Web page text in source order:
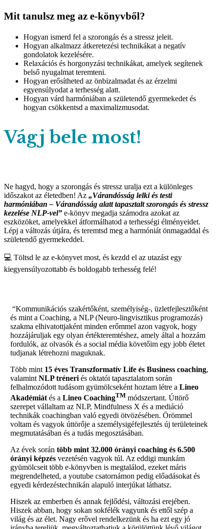
Mit tanulsz meg az e-könyvből?
Hogyan ismerd fel a szorongás és a stressz jeleit.
Hogyan alkalmazz átkeretezési technikákat a negatív
gondolatok kezelésére.
Relaxációs és horgonyzási technikákat, amelyek segítenek
belső nyugalmat teremteni.
Hogyan erősítheted az önbizalmadat és az érzelmi
egyensúlyodat a terhesség alatt.
Hogyan várd harmóniában a születendő gyermekedet és
hogyan csökkentsd a maximalizmusodat.
Vágj bele most!
Ne hagyd, hogy a szorongás és stressz uralja ezt a különleges
időszakot az életedben! Az „Várandósság lelki és testi
harmóniában – Várandósság alatt tapasztalt szorongás és stressz
kezelése NLP-vel” e-könyv megadja számodra azokat az
eszközöket, amelyekkel átformálhatod a terhességi élményeidet.
Lépj a változás útjára, és teremtsd meg a harmóniát önmagaddal és
születendő gyermekeddel.
💻 Töltsd le az e-könyvet most, és kezdd el az utazást egy
kiegyensúlyozottabb és boldogabb terhesség felé!
“Kommunikációs szakértőként, személyiség-, üzletfejlesztőként
és mint a Coaching, a NLP (Neuro-lingvisztikus programozás)
szakma elhivatottjaként minden erőmmel azon vagyok, hogy
hozzájáruljak egy olyan értékteremtéshez, amely által a hozzám
fordulók, az olvasók és a social média követőim egy jobb életet
tudjanak létrehozni maguknak.
Több mint 15 éves Transzformatív Life és Business coaching,
valamintNLP tréneri és oktatói tapasztalatom során
felhalmozódott tudásom gyümölcseként hoztam létre aLineo
Akadémiátés aLineo CoachingTM módszertant. Úttörő
szerepet vállaltam az NLP, Mindfulness X és a mediáció
technikák coachingban való egyedi ötvözésében. Örömmel
voltam és vagyok úttörője a személysigéfejlesztés új területeinek
megmutatásában és a tudás megosztásában.
Az évek sorántöbb mint 32.000 órányi coaching és 6.500
órányi képzés vezetésén vagyok túl. Az eddigi munkám
gyümölcseit több e-könyvben is megtalálod, ezeket máris
megrendelheted, a youtube csatornámon pedig előadásokat és
egyedi kérdezéstechnikán alapuló interjúkat láthatsz.
Hiszek az emberben és annak fejlődési, változási erejében.
Hiszek abban, hogy sokan sokfélék vagyunk és ettől szép a
világ és az élet. Nagy erővel rendelkezünk és ha ezt egy jó